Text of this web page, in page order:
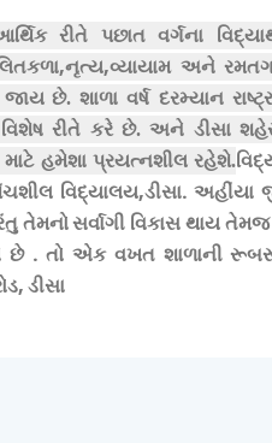
રીતે પછાત વર્ગના
,નૃત્ય,વ્યાયામ અને
જાય છે. શાળા વર્ષ દરમ્યાન
રીતે કરે છે. અને ડીસા
હમેશા પ્રયત્નશીલ રહેશે.
વિદ્યાલય,ડીસા. અહીંયા
તેમનો સર્વાગી વિકાસ થાય
છે . તો એક વખત શાળાની
ડીસા